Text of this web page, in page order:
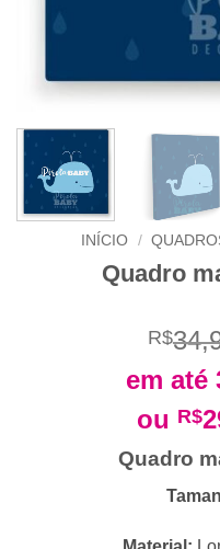
INÍCIO /
Quadro
R$
em até
ou R$
Quadro